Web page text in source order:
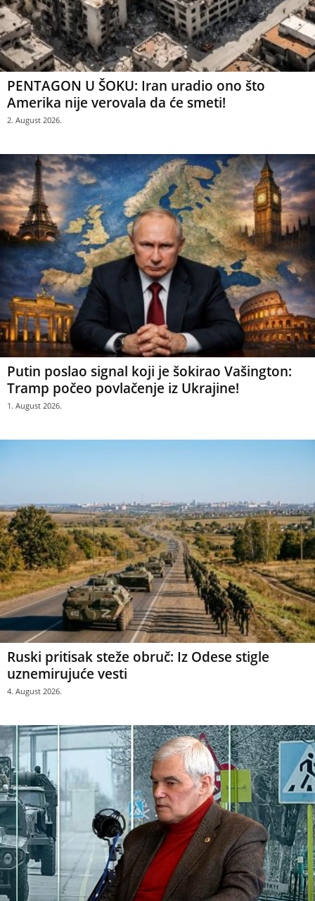
PENTAGON U ŠOKU: Iran uradio ono što
Amerika nije verovala da će smeti!
2. August 2026.
Putin poslao signal koji je šokirao Vašington:
Tramp počeo povlačenje iz Ukrajine!
1. August 2026.
Ruski pritisak steže obruč: Iz Odese stigle
uznemirujuće vesti
4. August 2026.